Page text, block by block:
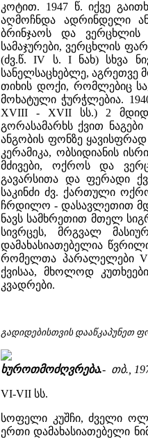
კოტით. 1947 წ. იქვე
აღმოჩნდა ადრინდელი
ბრინჯაოს და ვერცხლის
სამაჯურები, ვერცხლის
(ძვ.წ. IV ს. I ნახ) სხვა
სანელსაცხებლე,
თიხის დოქი, რომლებიც
მოხატული ჭურჭლებია.
XVIII - XVII სს.) 2
გორასამარხს ქვით
ანგობის ფონზე
კერამიკა, ობსიდიანის
მძივები, ოქროს და
გავარსითა და ფერადი
საკინძი ძვ. ქართული
ჩრდილო - დასავლეთით
ნავს სამხრეთით მთელ
სივრცეს, მრგვალ
დამახასიათებელია
რომელთა პარალელები
ქვისაა, მხოლოდ
კვადრები.
გადიდებისთვის დააწკაპუნეთ
ხუროთმოძღვრება.- თბ.,
VI-VII სს.
სოფელი კუშჩი, ძველი
ერთი დამახასიათებელი